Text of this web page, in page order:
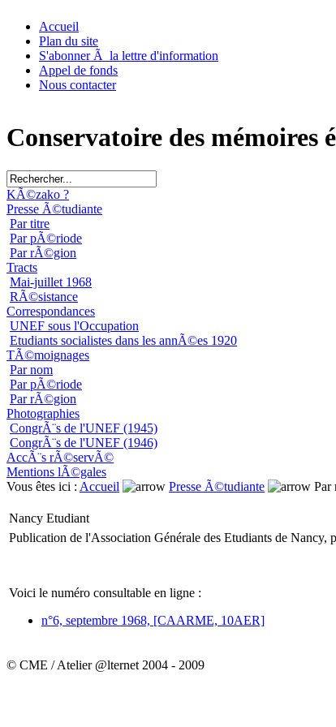
Accueil
Plan du site
S'abonner Ã la lettre d'information
Appel de fonds
Nous contacter
Conservatoire des mémoires
KÃ©zako ?
Presse Ã©tudiante
Par titre
Par pÃ©riode
Par rÃ©gion
Tracts
Mai-juillet 1968
RÃ©sistance
Correspondances
UNEF sous l'Occupation
Etudiants socialistes dans les annÃ©es 1920
TÃ©moignages
Par nom
Par pÃ©riode
Par rÃ©gion
Photographies
CongrÃ¨s de l'UNEF (1945)
CongrÃ¨s de l'UNEF (1946)
AccÃ¨s rÃ©servÃ©
Mentions lÃ©gales
Vous êtes ici : Accueil Presse Ã©tudiante Par
Nancy Etudiant
Publication de l'Association Générale des Etudiants de Nancy,
Voici le numéro consultable en ligne :
n°6, septembre 1968, [CAARME, 10AER]
© CME / Atelier @lternet 2004 - 2009